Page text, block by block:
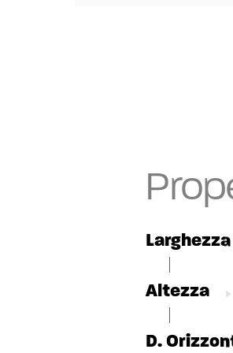
Larghezza
Altezza
D.